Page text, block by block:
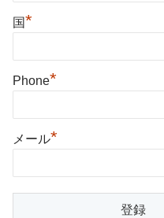
国*
Phone*
メール*